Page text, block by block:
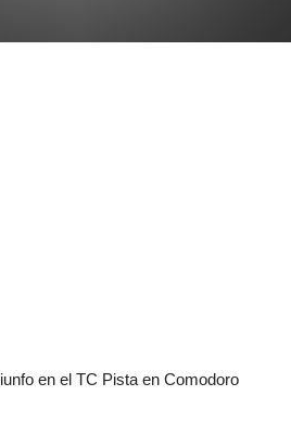
en el TC Pista en Comodoro